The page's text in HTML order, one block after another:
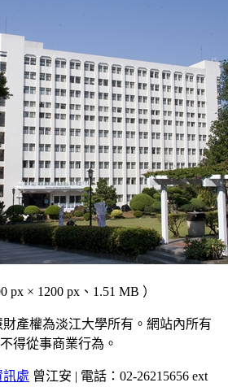
px × 1200 px、1.51 MB ）
產權為淡江大學所有。網站內所有
得從事商業行為。
訊處 曾江安 | 電話：02-26215656 ext